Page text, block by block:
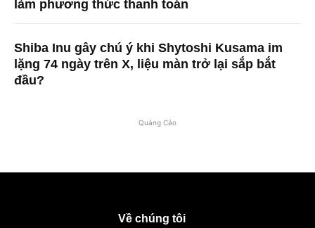
làm phương thức thanh toán
Shiba Inu gây chú ý khi Shytoshi Kusama im
lặng 74 ngày trên X, liệu màn trở lại sắp bắt
đầu?
Quảng Cáo
Về chúng tôi